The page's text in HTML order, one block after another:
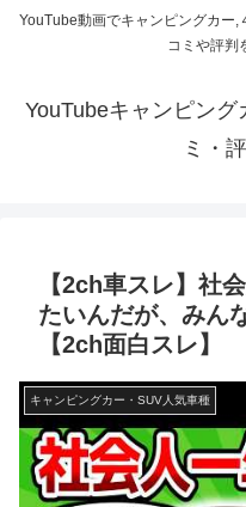
YouTube動画でキャンピングカー,
コミや評判
YouTubeキャンピン
ミ・
【2ch車スレ】社
たいんだが、みん
【2ch面白スレ】
キャンピングカー・SUV人気車種